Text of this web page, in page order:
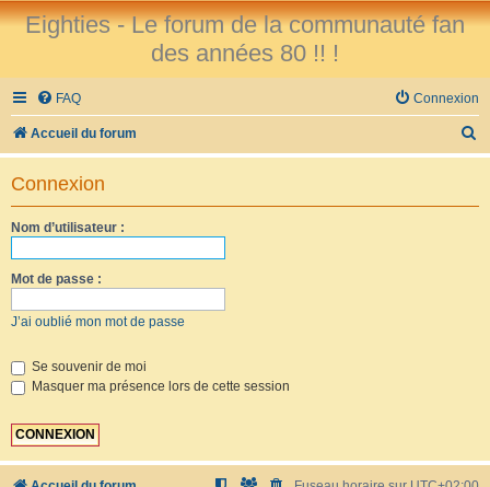
Eighties - Le forum de la communauté fan
des années 80 !! !
FAQ Connexion
Accueil du forum
e
Connexion
Nom d’utilisateur :
Mot de passe :
J’ai oublié mon mot de passe
Se souvenir de moi
Masquer ma présence lors de cette session